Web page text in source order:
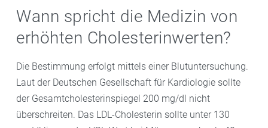
Wann spricht die Medizin von
erhöhten Cholesterinwerten?
Die Bestimmung erfolgt mittels einer Blutuntersuchung.
Laut der Deutschen Gesellschaft für Kardiologie sollte
der Gesamtcholesterinspiegel 200 mg/dl nicht
überschreiten. Das LDL-Cholesterin sollte unter 130